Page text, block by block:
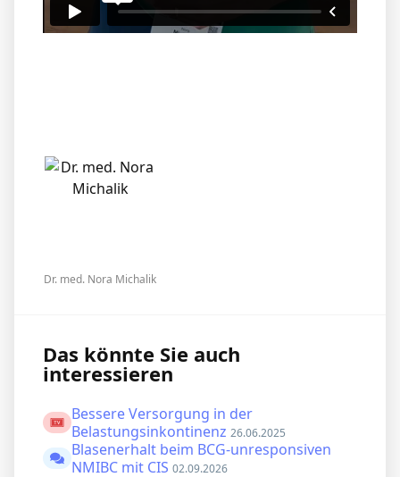
Dr. med. Nora Michalik
Das könnte Sie auch
interessieren
Bessere Versorgung in der
Belastungsinkontinenz 26.06.2025
Blasenerhalt beim BCG-unresponsiven
NMIBC mit CIS 02.09.2026